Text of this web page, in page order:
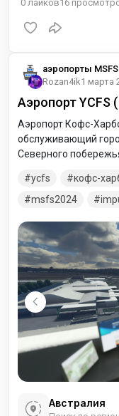
0 лайков16
аэропорты MSFS
Rozan4ik1 марта
Аэропорт YCFS
Аэропорт Кофс-
обслуживающий
Северного
ycfs кофс-
msfs2024
Австралия